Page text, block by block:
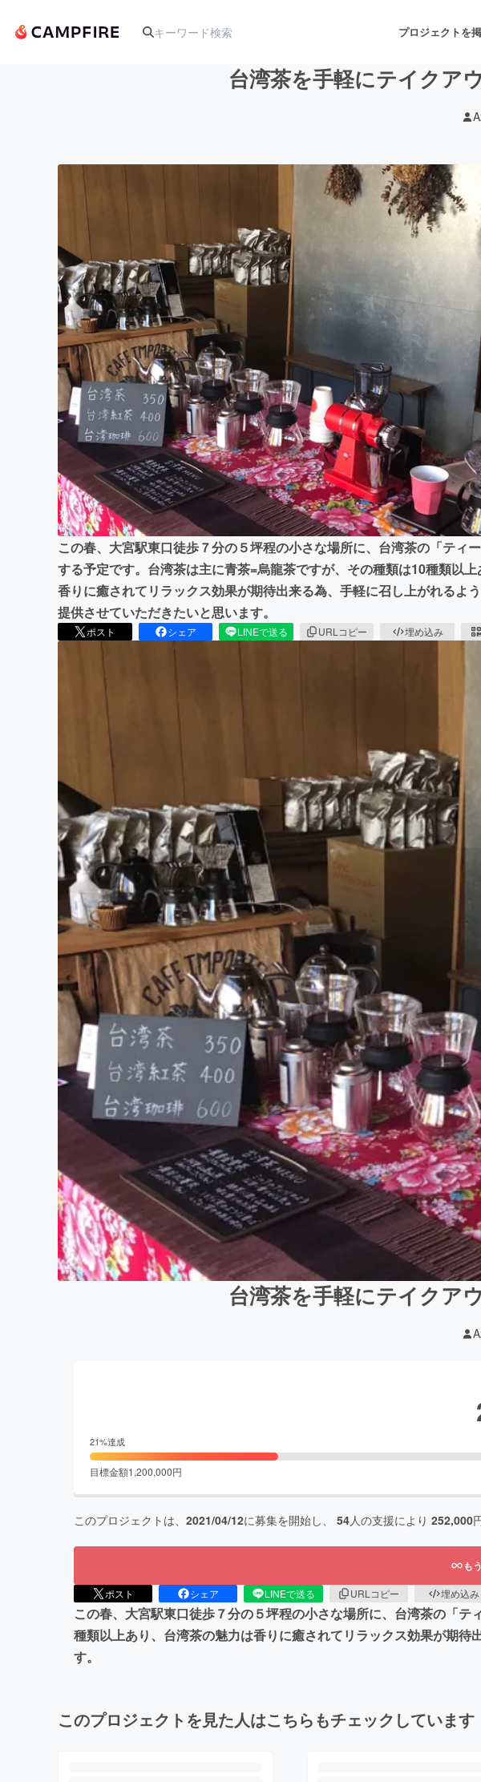
プロジェクトを
音楽
テクノロジー・ガジェット ゲーム・サービス開発
映像・映画 書籍・雑誌出版
ビジネス・起業 チャレンジ
まちづくり・地域活性化
CAMPFIRE
台湾茶を手軽にテイクア
この春、大宮駅東口徒歩７分の５坪程の小さな場所に、台湾茶の「ティ
する予定です。台湾茶は主に青茶=烏龍茶ですが、その種類は10種類以
香りに癒されてリラックス効果が期待出来る為、手軽に召し上がれるよ
提供させていただきたいと思います。
ポスト シェア LINEで送る URLコピー 埋め込み
台湾茶を手軽にテイクア
21%達成
目標金額1,200,000円
このプロジェクトは、 2021/04/12に募集を開始し、 54人の支援により 252,000
も
ポスト シェア LINEで送る URLコピー 埋め込み
この春、大宮駅東口徒歩７分の５坪程の小さな場所に、台湾茶の「
種類以上あり、台湾茶の魅力は香りに癒されてリラックス効果が期
す。
このプロジェクトを見た人はこちらもチェックしています